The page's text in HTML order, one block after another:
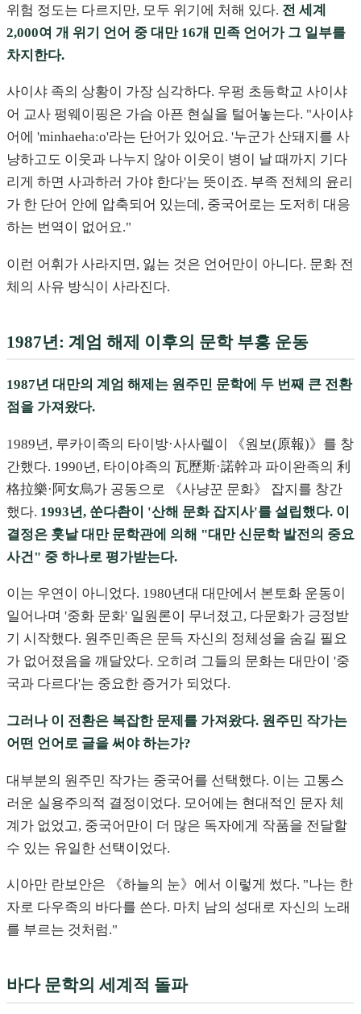
위험 정도는 다르지만, 모두 위기에 처해 있다. 전 세계
2,000여 개 위기 언어 중 대만 16개 민족 언어가 그 일부를
차지한다.
사이샤 족의 상황이 가장 심각하다. 우펑 초등학교 사이샤
어 교사 펑웨이핑은 가슴 아픈 현실을 털어놓는다. "사이샤
어에 'minhaeha:o'라는 단어가 있어요. '누군가 산돼지를 사
냥하고도 이웃과 나누지 않아 이웃이 병이 날 때까지 기다
리게 하면 사과하러 가야 한다'는 뜻이죠. 부족 전체의 윤리
가 한 단어 안에 압축되어 있는데, 중국어로는 도저히 대응
하는 번역이 없어요."
이런 어휘가 사라지면, 잃는 것은 언어만이 아니다. 문화 전
체의 사유 방식이 사라진다.
1987년: 계엄 해제 이후의 문학 부흥 운동
1987년 대만의 계엄 해제는 원주민 문학에 두 번째 큰 전환
점을 가져왔다.
1989년, 루카이족의 타이방·사사렐이 《원보(原報)》를 창
간했다. 1990년, 타이야족의 瓦歷斯·諾幹과 파이완족의 利
格拉樂·阿女烏가 공동으로 《사냥꾼 문화》 잡지를 창간
했다. 1993년, 쑨다촨이 '산해 문화 잡지사'를 설립했다. 이
결정은 훗날 대만 문학관에 의해 "대만 신문학 발전의 중요
사건" 중 하나로 평가받는다.
이는 우연이 아니었다. 1980년대 대만에서 본토화 운동이
일어나며 '중화 문화' 일원론이 무너졌고, 다문화가 긍정받
기 시작했다. 원주민족은 문득 자신의 정체성을 숨길 필요
가 없어졌음을 깨달았다. 오히려 그들의 문화는 대만이 '중
국과 다르다'는 중요한 증거가 되었다.
그러나 이 전환은 복잡한 문제를 가져왔다. 원주민 작가는
어떤 언어로 글을 써야 하는가?
대부분의 원주민 작가는 중국어를 선택했다. 이는 고통스
러운 실용주의적 결정이었다. 모어에는 현대적인 문자 체
계가 없었고, 중국어만이 더 많은 독자에게 작품을 전달할
수 있는 유일한 선택이었다.
시아만 란보안은 《하늘의 눈》에서 이렇게 썼다. "나는 한
자로 다우족의 바다를 쓴다. 마치 남의 성대로 자신의 노래
를 부르는 것처럼."
바다 문학의 세계적 돌파